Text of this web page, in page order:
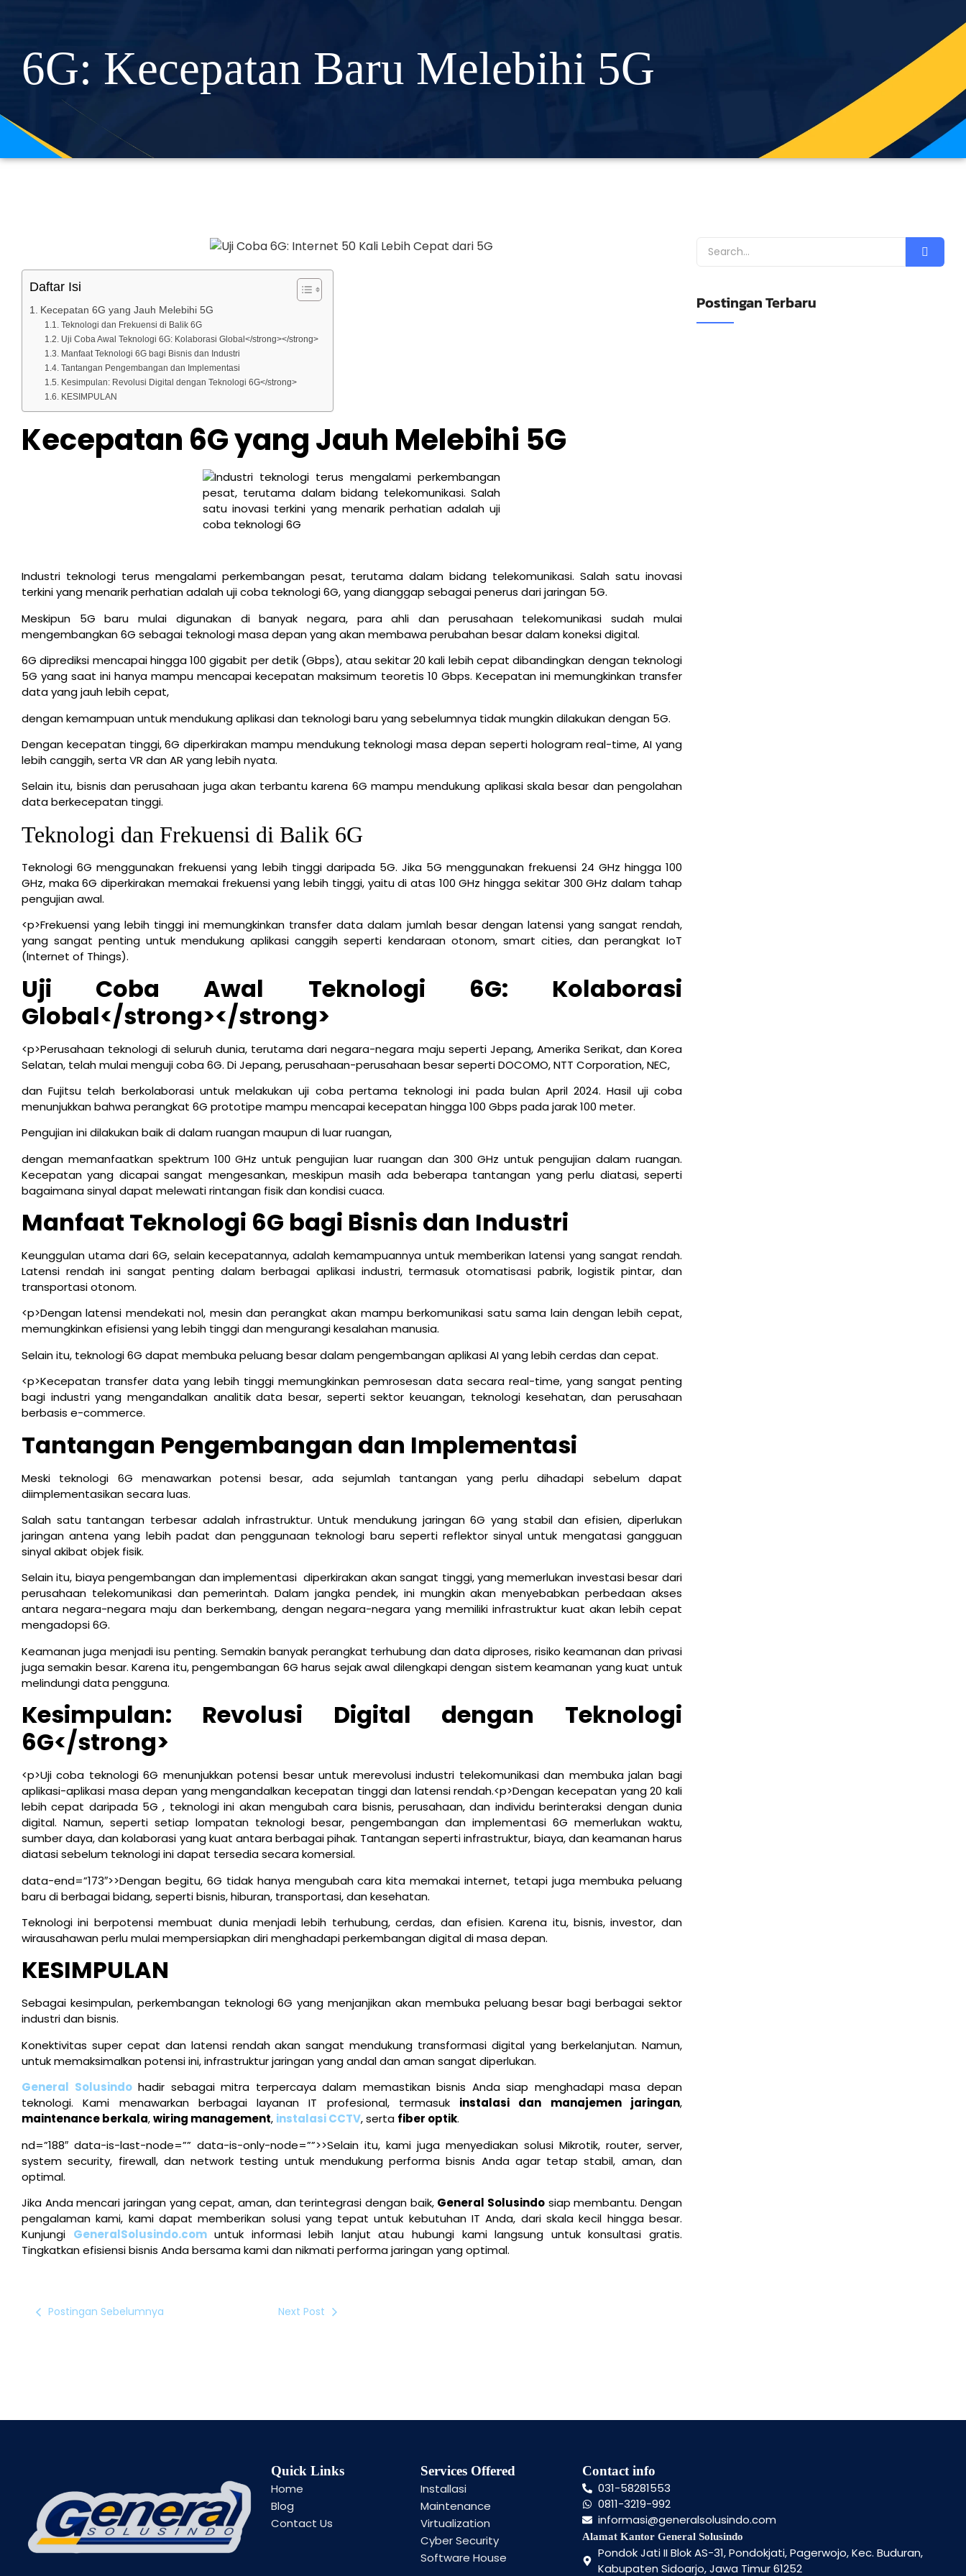
6G: Kecepatan Baru Melebihi 5G
Daftar Isi
Kecepatan 6G yang Jauh Melebihi 5G
Teknologi dan Frekuensi di Balik 6G
Uji Coba Awal Teknologi 6G: Kolaborasi Global</strong></strong>
Manfaat Teknologi 6G bagi Bisnis dan Industri
Tantangan Pengembangan dan Implementasi
Kesimpulan: Revolusi Digital dengan Teknologi 6G</strong>
KESIMPULAN
Kecepatan 6G yang Jauh Melebihi 5G
Industri teknologi terus mengalami perkembangan pesat, terutama dalam bidang telekomunikasi. Salah satu inovasi
terkini yang menarik perhatian adalah uji coba teknologi 6G, yang dianggap sebagai penerus dari jaringan 5G.
Meskipun 5G baru mulai digunakan di banyak negara, para ahli dan perusahaan telekomunikasi sudah mulai
mengembangkan 6G sebagai teknologi masa depan yang akan membawa perubahan besar dalam koneksi digital.
6G diprediksi mencapai hingga 100 gigabit per detik (Gbps), atau sekitar 20 kali lebih cepat dibandingkan dengan teknologi
5G yang saat ini hanya mampu mencapai kecepatan maksimum teoretis 10 Gbps. Kecepatan ini memungkinkan transfer
data yang jauh lebih cepat,
dengan kemampuan untuk mendukung aplikasi dan teknologi baru yang sebelumnya tidak mungkin dilakukan dengan 5G.
Dengan kecepatan tinggi, 6G diperkirakan mampu mendukung teknologi masa depan seperti hologram real-time, AI yang
lebih canggih, serta VR dan AR yang lebih nyata.
Selain itu, bisnis dan perusahaan juga akan terbantu karena 6G mampu mendukung aplikasi skala besar dan pengolahan
data berkecepatan tinggi.
Teknologi dan Frekuensi di Balik 6G
Teknologi 6G menggunakan frekuensi yang lebih tinggi daripada 5G. Jika 5G menggunakan frekuensi 24 GHz hingga 100
GHz, maka 6G diperkirakan memakai frekuensi yang lebih tinggi, yaitu di atas 100 GHz hingga sekitar 300 GHz dalam tahap
pengujian awal.
<p>Frekuensi yang lebih tinggi ini memungkinkan transfer data dalam jumlah besar dengan latensi yang sangat rendah,
yang sangat penting untuk mendukung aplikasi canggih seperti kendaraan otonom, smart cities, dan perangkat IoT
(Internet of Things).
Uji Coba Awal Teknologi 6G: Kolaborasi
Global</strong></strong>
<p>Perusahaan teknologi di seluruh dunia, terutama dari negara-negara maju seperti Jepang, Amerika Serikat, dan Korea
Selatan, telah mulai menguji coba 6G. Di Jepang, perusahaan-perusahaan besar seperti DOCOMO, NTT Corporation, NEC,
dan Fujitsu telah berkolaborasi untuk melakukan uji coba pertama teknologi ini pada bulan April 2024. Hasil uji coba
menunjukkan bahwa perangkat 6G prototipe mampu mencapai kecepatan hingga 100 Gbps pada jarak 100 meter.
Pengujian ini dilakukan baik di dalam ruangan maupun di luar ruangan,
dengan memanfaatkan spektrum 100 GHz untuk pengujian luar ruangan dan 300 GHz untuk pengujian dalam ruangan.
Kecepatan yang dicapai sangat mengesankan, meskipun masih ada beberapa tantangan yang perlu diatasi, seperti
bagaimana sinyal dapat melewati rintangan fisik dan kondisi cuaca.
Manfaat Teknologi 6G bagi Bisnis dan Industri
Keunggulan utama dari 6G, selain kecepatannya, adalah kemampuannya untuk memberikan latensi yang sangat rendah.
Latensi rendah ini sangat penting dalam berbagai aplikasi industri, termasuk otomatisasi pabrik, logistik pintar, dan
transportasi otonom.
<p>Dengan latensi mendekati nol, mesin dan perangkat akan mampu berkomunikasi satu sama lain dengan lebih cepat,
memungkinkan efisiensi yang lebih tinggi dan mengurangi kesalahan manusia.
Selain itu, teknologi 6G dapat membuka peluang besar dalam pengembangan aplikasi AI yang lebih cerdas dan cepat.
<p>Kecepatan transfer data yang lebih tinggi memungkinkan pemrosesan data secara real-time, yang sangat penting
bagi industri yang mengandalkan analitik data besar, seperti sektor keuangan, teknologi kesehatan, dan perusahaan
berbasis e-commerce.
Tantangan Pengembangan dan Implementasi
Meski teknologi 6G menawarkan potensi besar, ada sejumlah tantangan yang perlu dihadapi sebelum dapat
diimplementasikan secara luas.
Salah satu tantangan terbesar adalah infrastruktur. Untuk mendukung jaringan 6G yang stabil dan efisien, diperlukan
jaringan antena yang lebih padat dan penggunaan teknologi baru seperti reflektor sinyal untuk mengatasi gangguan
sinyal akibat objek fisik.
Selain itu, biaya pengembangan dan implementasi diperkirakan akan sangat tinggi, yang memerlukan investasi besar dari
perusahaan telekomunikasi dan pemerintah. Dalam jangka pendek, ini mungkin akan menyebabkan perbedaan akses
antara negara-negara maju dan berkembang, dengan negara-negara yang memiliki infrastruktur kuat akan lebih cepat
mengadopsi 6G.
Keamanan juga menjadi isu penting. Semakin banyak perangkat terhubung dan data diproses, risiko keamanan dan privasi
juga semakin besar. Karena itu, pengembangan 6G harus sejak awal dilengkapi dengan sistem keamanan yang kuat untuk
melindungi data pengguna.
Kesimpulan: Revolusi Digital dengan Teknologi
6G</strong>
<p>Uji coba teknologi 6G menunjukkan potensi besar untuk merevolusi industri telekomunikasi dan membuka jalan bagi
aplikasi-aplikasi masa depan yang mengandalkan kecepatan tinggi dan latensi rendah.<p>Dengan kecepatan yang 20 kali
lebih cepat daripada 5G , teknologi ini akan mengubah cara bisnis, perusahaan, dan individu berinteraksi dengan dunia
digital. Namun, seperti setiap lompatan teknologi besar, pengembangan dan implementasi 6G memerlukan waktu,
sumber daya, dan kolaborasi yang kuat antara berbagai pihak. Tantangan seperti infrastruktur, biaya, dan keamanan harus
diatasi sebelum teknologi ini dapat tersedia secara komersial.
data-end=”173″>>Dengan begitu, 6G tidak hanya mengubah cara kita memakai internet, tetapi juga membuka peluang
baru di berbagai bidang, seperti bisnis, hiburan, transportasi, dan kesehatan.
Teknologi ini berpotensi membuat dunia menjadi lebih terhubung, cerdas, dan efisien. Karena itu, bisnis, investor, dan
wirausahawan perlu mulai mempersiapkan diri menghadapi perkembangan digital di masa depan.
KESIMPULAN
Sebagai kesimpulan, perkembangan teknologi 6G yang menjanjikan akan membuka peluang besar bagi berbagai sektor
industri dan bisnis.
Konektivitas super cepat dan latensi rendah akan sangat mendukung transformasi digital yang berkelanjutan. Namun,
untuk memaksimalkan potensi ini, infrastruktur jaringan yang andal dan aman sangat diperlukan.
General Solusindohadir sebagai mitra terpercaya dalam memastikan bisnis Anda siap menghadapi masa depan
teknologi. Kami menawarkan berbagai layanan IT profesional, termasuk instalasi dan manajemen jaringan,
maintenance berkala,wiring management, instalasi CCTV, serta fiber optik.
nd=”188″ data-is-last-node=”” data-is-only-node=””>>Selain itu, kami juga menyediakan solusi Mikrotik, router, server,
system security, firewall, dan network testing untuk mendukung performa bisnis Anda agar tetap stabil, aman, dan
optimal.
Jika Anda mencari jaringan yang cepat, aman, dan terintegrasi dengan baik, General Solusindosiap membantu. Dengan
pengalaman kami, kami dapat memberikan solusi yang tepat untuk kebutuhan IT Anda, dari skala kecil hingga besar.
Kunjungi GeneralSolusindo.comuntuk informasi lebih lanjut atau hubungi kami langsung untuk konsultasi gratis.
Tingkatkan efisiensi bisnis Anda bersama kami dan nikmati performa jaringan yang optimal.
Postingan Sebelumnya Next Post
Postingan Terbaru
Quick Links
Home
Blog
Contact Us
Services Offered
Installasi
Maintenance
Virtualization
Cyber Security
Software House
Contact info
031-58281553
0811-3219-992
informasi@generalsolusindo.com
Alamat Kantor General Solusindo
Pondok Jati II Blok AS-31, Pondokjati, Pagerwojo, Kec. Buduran,
Kabupaten Sidoarjo, Jawa Timur 61252